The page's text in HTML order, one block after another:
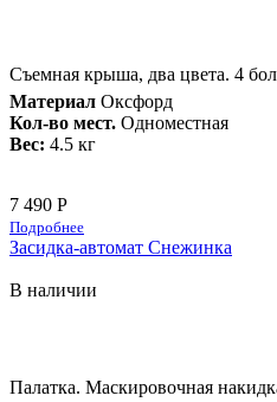
Съемная крыша, два цвета. 4
Материал Оксфорд
Кол-во мест. Одноместная
Вес: 4.5 кг
7 490 Р
Подробнее
Засидка-автомат Снежинка
В наличии
Палатка. Маскировочная